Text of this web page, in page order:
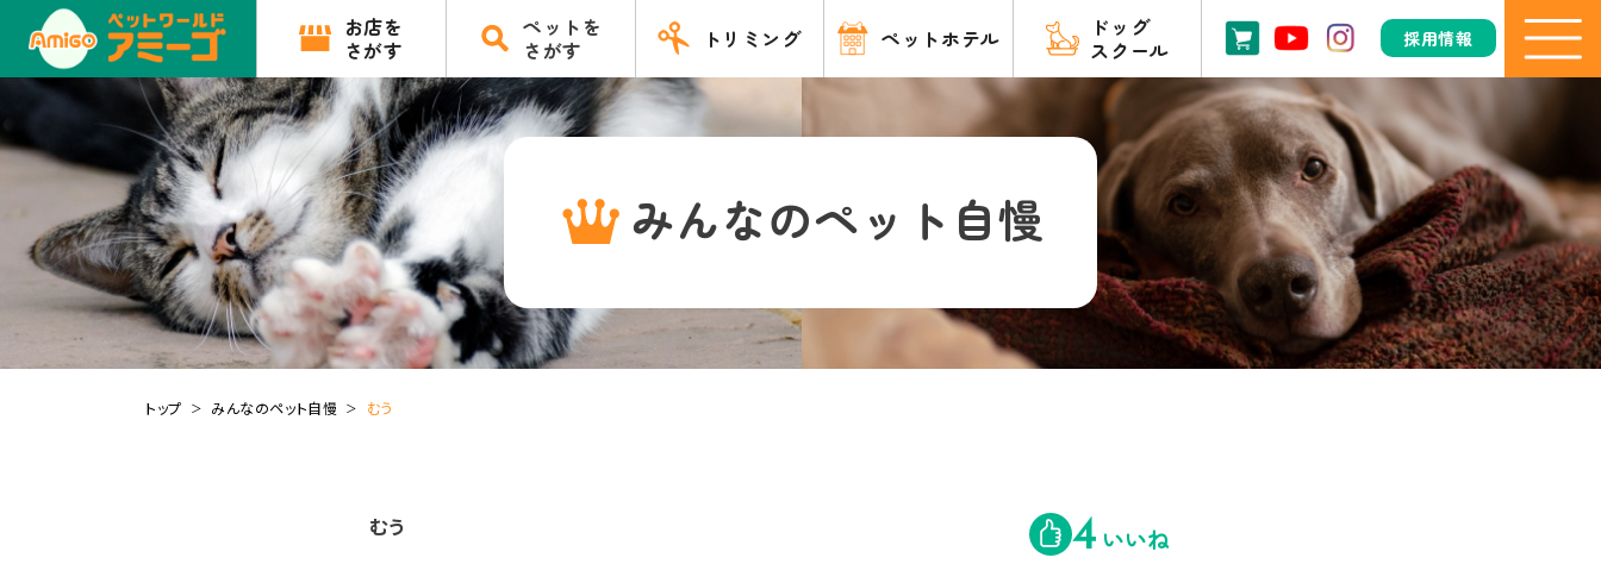
お店を
さがす
ペットを
さがす
トリミング ペットホテル
ドッグ
スクール
採用情報
みんなのペット自慢
トップ みんなのペット自慢 むう
むう 4 いいね